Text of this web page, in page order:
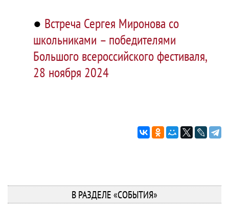
● Встреча Сергея Миронова со
школьниками – победителями
Большого всероссийского фестиваля,
28 ноября 2024
В РАЗДЕЛЕ «СОБЫТИЯ»